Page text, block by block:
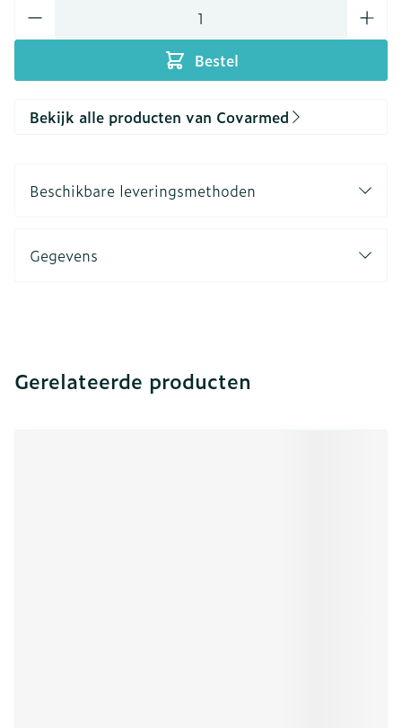
Bestel
Bekijk alle producten van Covarmed
Beschikbare leveringsmethoden
Gegevens
Gerelateerde producten